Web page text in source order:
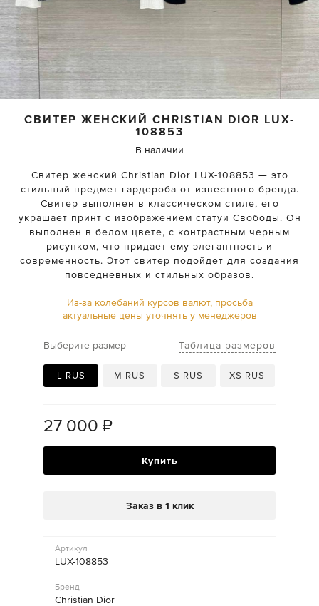
СВИТЕР ЖЕНСКИЙCHRISTIAN DIOR LUX-
108853
В наличии
Свитер женский Christian Dior LUX-108853 — это
стильный предмет гардероба от известного бренда.
Свитер выполнен в классическом стиле, его
украшает принт с изображением статуи Свободы. Он
выполнен в белом цвете, с контрастным черным
рисунком, что придает ему элегантность и
современность. Этот свитер подойдет для создания
повседневных и стильных образов.
Из-за колебаний курсов валют, просьба
актуальные цены уточнять у менеджеров
Выберите размер Таблица размеров
L RUS M RUS S RUS XS RUS
27 000 ₽
Купить
Заказ в 1 клик
Артикул
LUX-108853
Бренд
Christian Dior